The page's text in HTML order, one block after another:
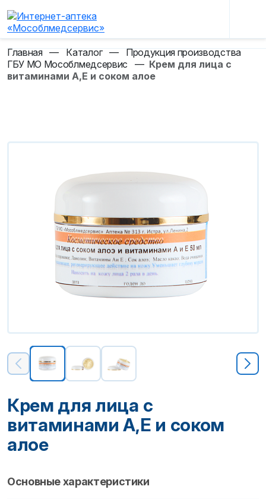
Главная — Каталог — Продукция производства
ГБУ МО Мособлмедсервис
— Крем для лица с
витаминами А,Е и соком алое
Крем для лица с
витаминами А,Е и соком
алое
Основные характеристики